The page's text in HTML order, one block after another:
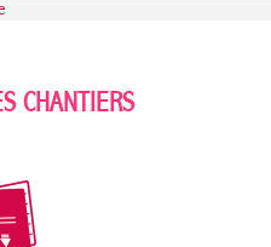
CHANTIERS